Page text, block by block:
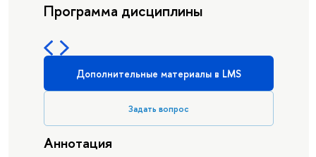
Программа дисциплины
Дополнительные материалы в LMS
Задать вопрос
Аннотация